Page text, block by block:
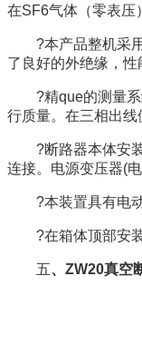
在SF6气体（零表压
?本产品整机采
了良好的外绝缘，性
?精que的测量
行质量。在三相出
?断路器本体安
连接。电源变压器(
?本装置具有电
?在箱体顶部安
五、 ZW20真空